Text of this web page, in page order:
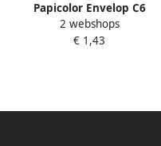
Papicolor Envelop C6
114x162mm zeegroen pak Ã
6 stuks
2 webshops
€ 1,43